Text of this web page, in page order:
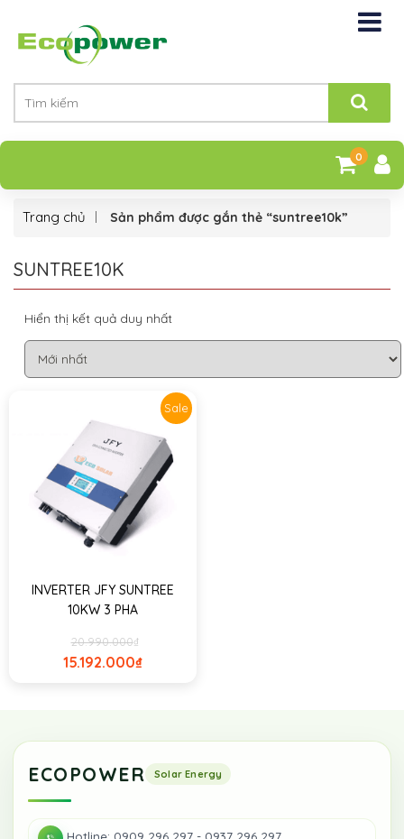
0
Trang chủ Sản phẩm được gắn thẻ “suntree10k”
SUNTREE10K
Hiển thị kết quả duy nhất
Sale
INVERTER JFY SUNTREE
10KW 3 PHA
₫
20.990.000
₫
15.192.000
ECOPOWER